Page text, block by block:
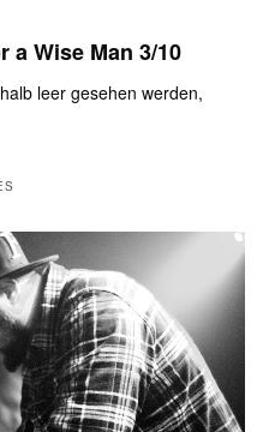
a Wise Man 3/10
leer gesehen werden,